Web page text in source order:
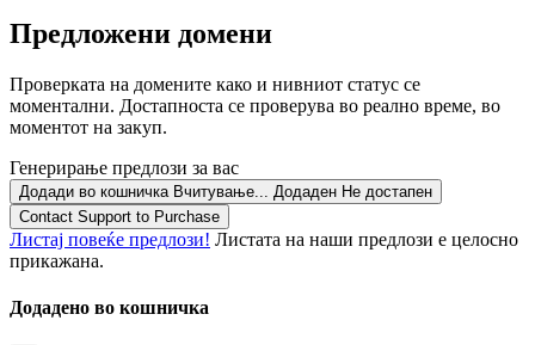
Предложени домени
Проверката на домените како и нивниот статус се
моментални. Достапноста се проверува во реално време, во
моментот на закуп.
Генерирање предлози за вас
Додади во кошничка Вчитување... Додаден Не достапен
Contact Support to Purchase
Листај повеќе предлози! Листата на наши предлози е целосно
прикажана.
Додадено во кошничка